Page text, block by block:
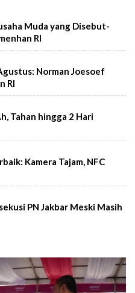
Muda yang Disebut-
RI
Norman Joesoef
RI
Tahan hingga 2 Hari
Kamera Tajam, NFC
PN Jakbar Meski Masih